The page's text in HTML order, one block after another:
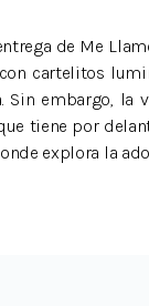
de Me
cartelitos
Sin embargo, la
tiene por
explora la